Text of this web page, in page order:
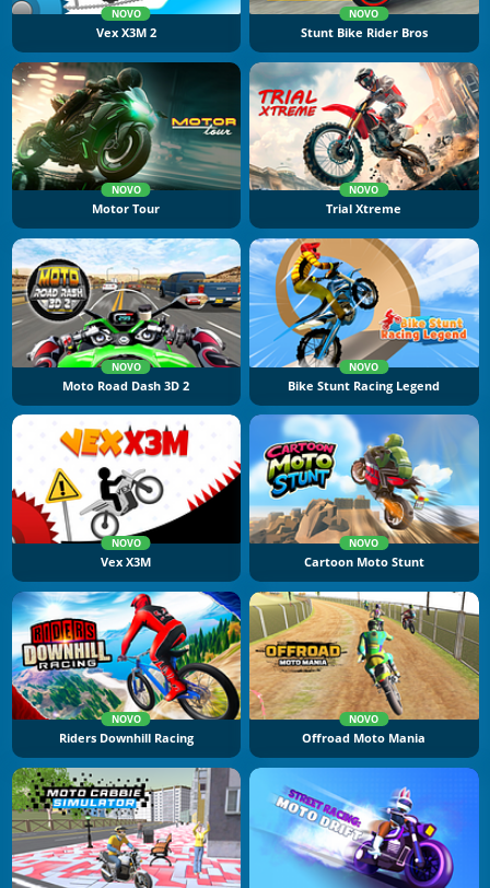
NOVO
Vex X3M 2
NOVO
Stunt Bike Rider Bros
NOVO
Motor Tour
NOVO
Trial Xtreme
NOVO
Moto Road Dash 3D 2
NOVO
Bike Stunt Racing Legend
NOVO
Vex X3M
NOVO
Cartoon Moto Stunt
NOVO
Riders Downhill Racing
NOVO
Offroad Moto Mania